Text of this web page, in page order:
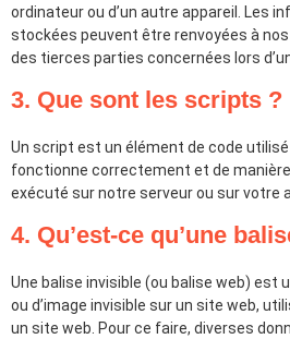
ordinateur ou d’un autre appareil. Les
stockées peuvent être renvoyées à
des tierces parties concernées lors
3. Que sont les scripts ?
Un script est un élément de code
fonctionne correctement et de
exécuté sur notre serveur ou sur votre
4. Qu’est-ce qu’une
Une balise invisible (ou balise web) est
ou d’image invisible sur un site web,
un site web. Pour ce faire, diverses